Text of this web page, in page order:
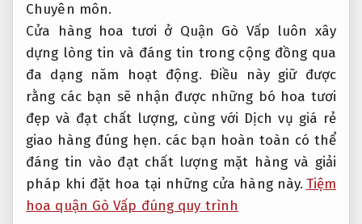
Chuyên môn.
Cửa hàng hoa tươi ở Quận Gò Vấp luôn xây
dựng lòng tin và đáng tin trong cộng đồng qua
đa dạng năm hoạt động. Điều này giữ được
rằng các bạn sẽ nhận được những bó hoa tươi
đẹp và đạt chất lượng, cùng với Dịch vụ giá rẻ
giao hàng đúng hẹn. các bạn hoàn toàn có thể
đáng tin vào đạt chất lượng mặt hàng và giải
pháp khi đặt hoa tại những cửa hàng này. Tiệm
hoa quận Gò Vấp đúng quy trình